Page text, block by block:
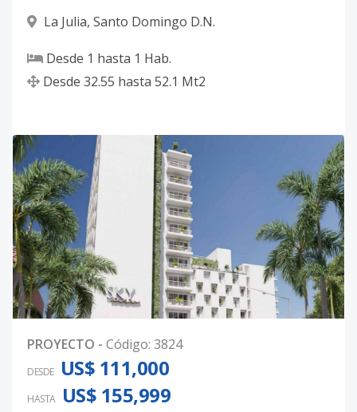
La Julia, Santo Domingo D.N.
Desde 1 hasta 1 Hab.
Desde 32.55 hasta 52.1 Mt2
PROYECTO - Código: 3824
DESDE US$ 111,000
HASTA US$ 155,999